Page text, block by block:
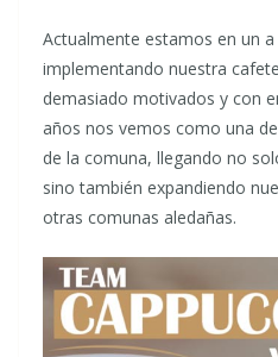
Actualmente estamos en un
implementando nuestra
demasiado motivados y con
años nos vemos como una
de la comuna, llegando no
sino también expandiendo
otras comunas aledañas.